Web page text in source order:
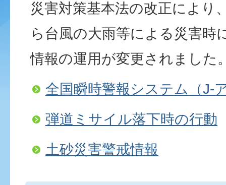
災害対策基本法の改正により
ら台風の大雨等による災害時
情報の運用が変更されました
全国瞬時警報システム（J-
弾道ミサイル落下時の行動
土砂災害警戒情報